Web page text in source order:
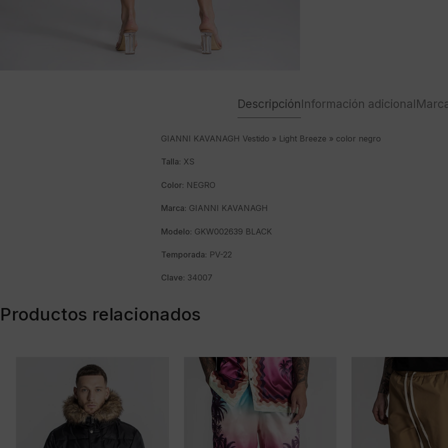
DescripciónInformación adicional
GIANNI KAVANAGH Vestido » Light Breeze » color negro
Talla: XS
Color: NEGRO
Marca: GIANNI KAVANAGH
Modelo: GKW002639 BLACK
Temporada: PV-22
Clave: 34007
Productos relacionados